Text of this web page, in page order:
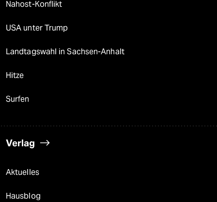
Nahost-Konflikt
USA unter Trump
Landtagswahl in Sachsen-Anhalt
Hitze
Surfen
Verlag
Aktuelles
Hausblog